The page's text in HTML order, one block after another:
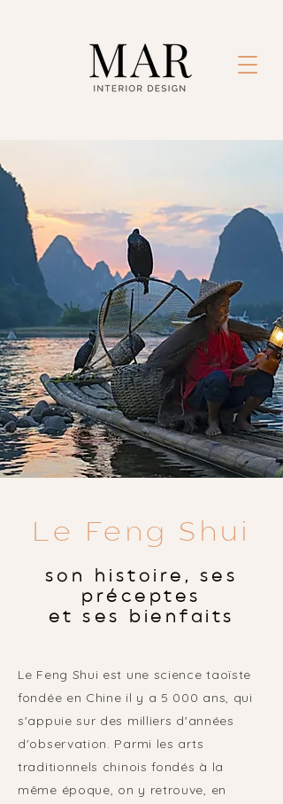
Le Feng Shui
son histoire, ses
préceptes
et ses bienfaits
Le Feng Shui est une science taoïste
fondée en Chine il y a 5 000 ans, qui
s'appuie sur des milliers d'années
d'observation. Parmi les arts
traditionnels chinois fondés à la
même époque, on y retrouve, en